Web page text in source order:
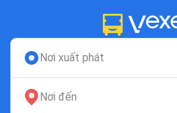
Nơi xuất phát
Nơi đến